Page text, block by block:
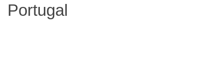
Portugal